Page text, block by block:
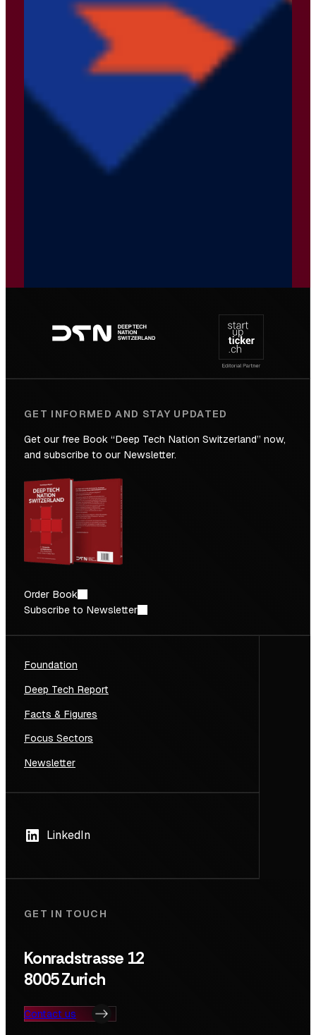
navigation
GET INFORMED AND STAY UPDATED
Get our free Book “Deep Tech Nation Switzerland” now,
and subscribe to our Newsletter.
Order Book
Subscribe to Newsletter
Foundation
Deep Tech Report
Facts & Figures
Focus Sectors
Newsletter
LinkedIn
GET IN TOUCH
Konradstrasse 12
8005 Zurich
Contact us